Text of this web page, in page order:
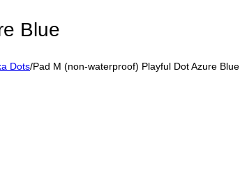
Blue
Dots/Pad M (non-waterproof) Playful Dot Azure Blue